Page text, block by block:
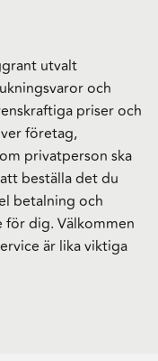
utvalt
och
priser och
företag,
privatperson ska
beställa det du
betalning och
dig. Välkommen
är lika viktiga